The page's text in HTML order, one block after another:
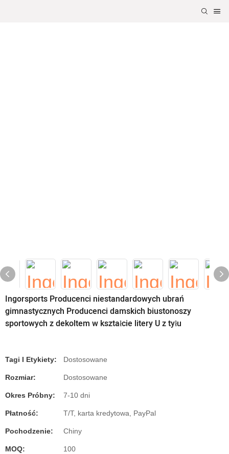
Ingorsports Producenci niestandardowych ubrań
gimnastycznych Producenci damskich biustonoszy
sportowych z dekoltem w kształcie litery U z tyłu
Tagi I Etykiety: Dostosowane
Rozmiar: Dostosowane
Okres Próbny: 7-10 dni
Płatność: T/T, karta kredytowa, PayPal
Pochodzenie: Chiny
MOQ: 100